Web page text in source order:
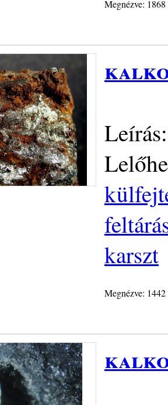
Megnézve:
karszt
Megnézve: